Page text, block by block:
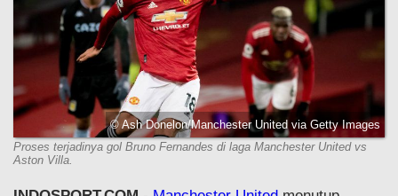
© Ash Donelon/Manchester United via Getty Images
Proses terjadinya gol Bruno Fernandes di laga Manchester United vs
Aston Villa.